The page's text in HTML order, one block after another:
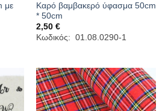
με
Καρό βαμβακερό ύφασμα 50cm
* 50cm
2,50 €
Κωδικός: 01.08.0290-1